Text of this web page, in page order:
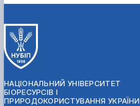
НАЦІОНАЛЬНИЙ УНІВЕРСИТЕТ
БІОРЕСУРСІВ І
ПРИРОДОКОРИСТУВАННЯ УКРАЇНИ